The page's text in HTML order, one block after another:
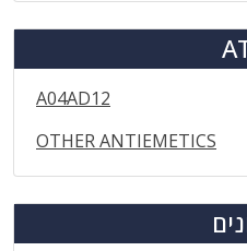
A04AD12
OTHER ANTIEMETICS